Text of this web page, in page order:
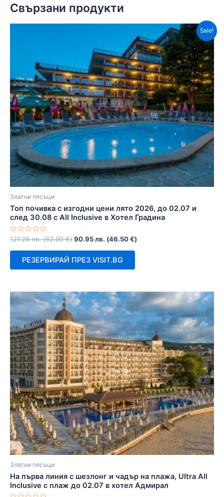
Свързани продукти
Sale!
Златни пясъци
Топ почивка с изгодни цени лято 2026, до 02.07 и
след 30.08 с All Inclusive в Хотел Градина
Оценено
с
0
121.26лв. (62.00€)90.95лв. (46.50€)
РЕЗЕРВИРАЙ ПРЕЗ VISIT.BG
Златни пясъци
На първа линия с шезлонг и чадър на плажа, Ultra All
Inclusive с плаж до 02.07 в хотел Адмирал